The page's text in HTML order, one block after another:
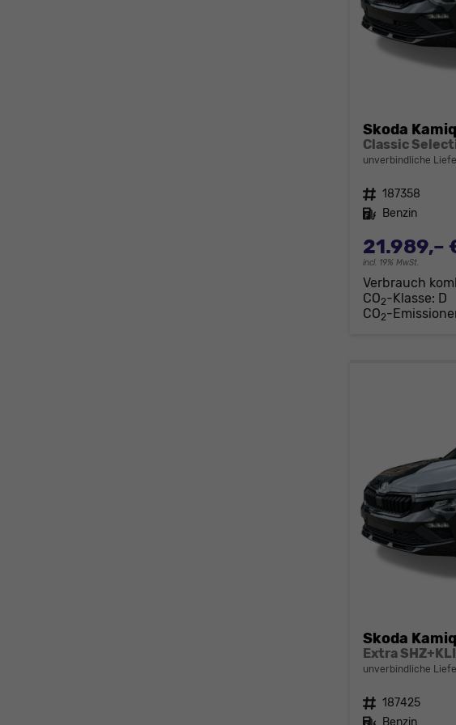
Skoda Kamiq
unverbindliche
Fahrzeugnr. 187358
Kraftstoff Benzin
21.989,–
incl. 19% MwSt.
Verbrauch
CO2-Klasse: D
CO2-
Skoda Kamiq
unverbindliche
Fahrzeugnr. 187425